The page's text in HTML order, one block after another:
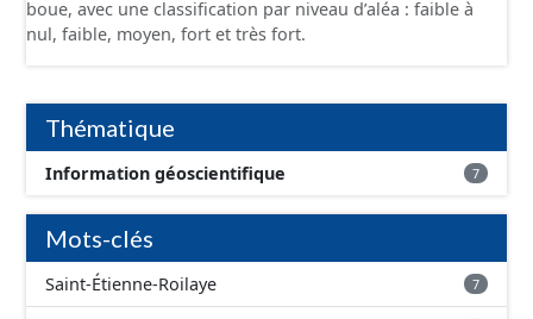
inondations de cave, avec une fiabilité inconnue -
absence d'inondation, avec une fiabilité forte - absence
d'inondation, avec une fiabilité faible - absence
d'inondation, avec une fiabilité inconnue
boue, avec une classification par niveau d’aléa : faible à
nul, faible, moyen, fort et très fort.
Thématique
Information géoscientifique 7
Mots-clés
Saint-Étienne-Roilaye 7